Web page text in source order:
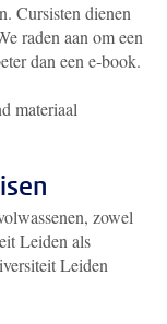
Cursisten dienen
raden aan om een
dan een e-book.
materiaal
zowel
Leiden als
Leiden